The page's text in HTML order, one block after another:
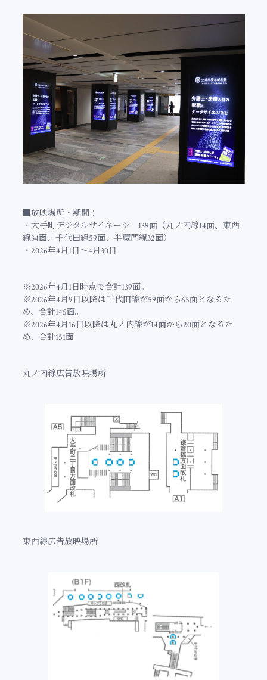
■放映場所・期間：
・大手町デジタルサイネージ 139面（丸ノ内線14面、東西
線34面、千代田線59面、半蔵門線32面）
・2026年4月1日～4月30日
※2026年4月1日時点で合計139面。
※2026年4月9日以降は千代田線が59面から65面となるた
め、合計145面。
※2026年4月16日以降は丸ノ内線が14面から20面となるた
め、合計151面
丸ノ内線広告放映場所
東西線広告放映場所